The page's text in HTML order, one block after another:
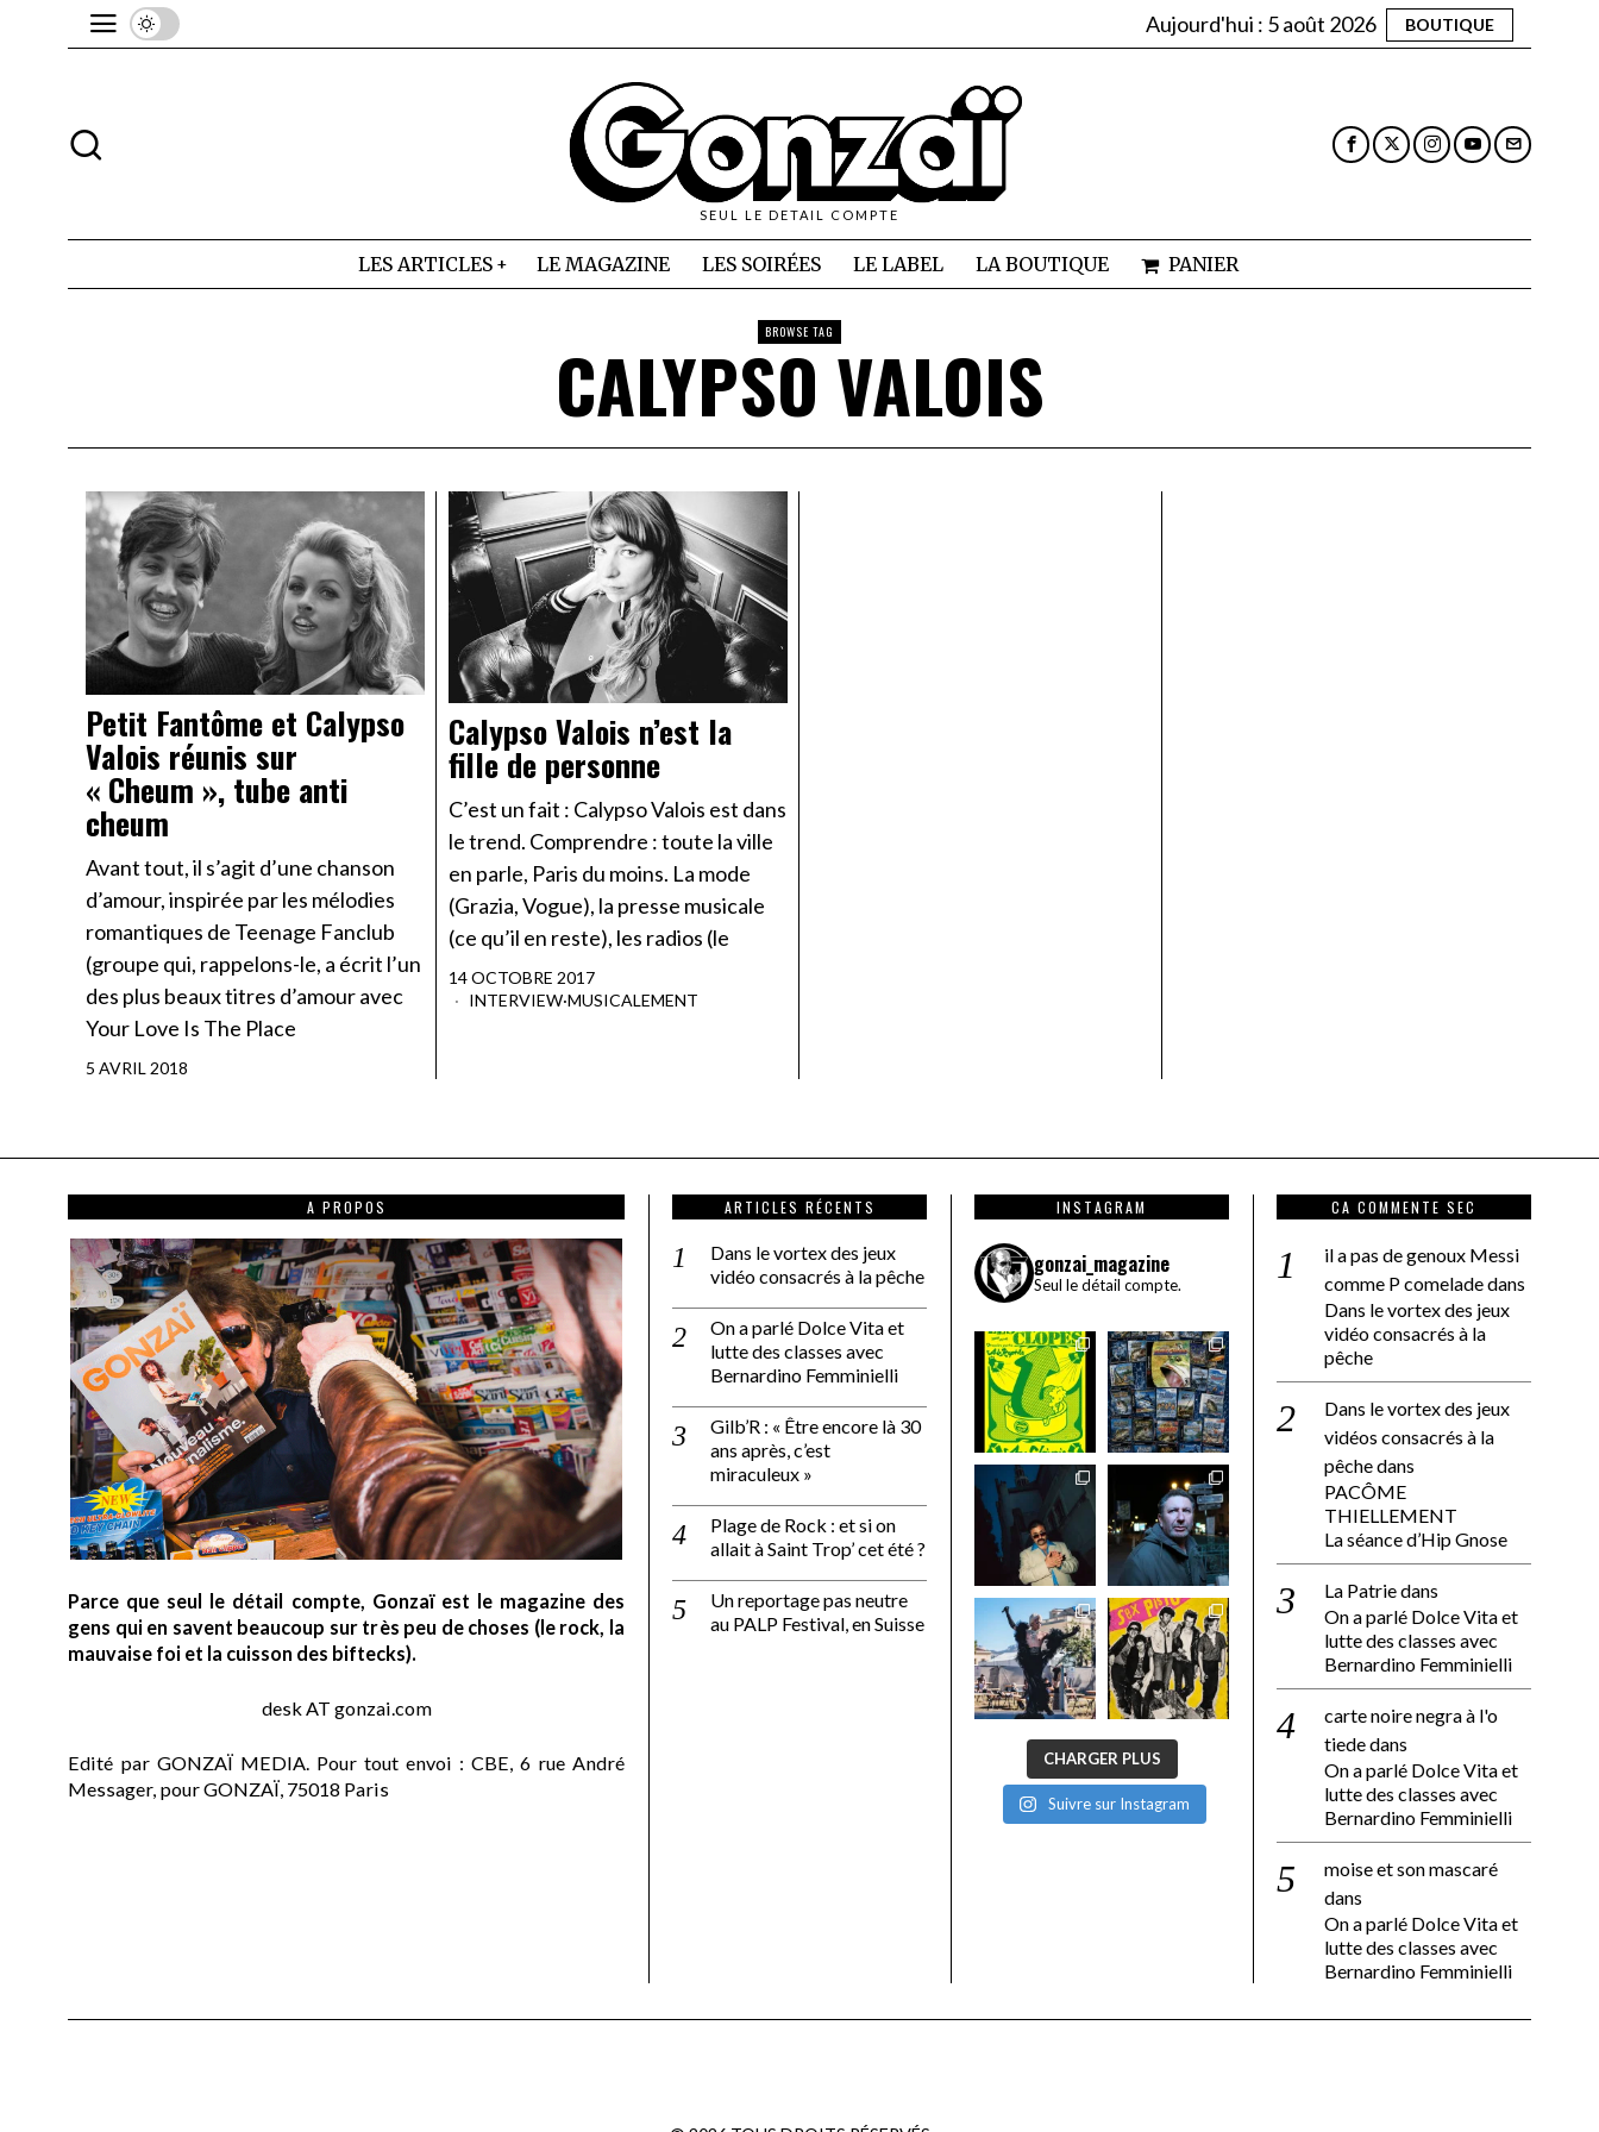
Aujourd'hui : 5 août 2026 BOUTIQUE
SEUL LE DETAIL COMPTE
LES ARTICLES LE MAGAZINE LES SOIRÉES LE LABEL LA BOUTIQUE PANIER
BROWSE TAG
CALYPSO VALOIS
Petit Fantôme et Calypso
Valois réunis sur
« Cheum », tube anti
cheum
Avant tout, il s’agit d’une chanson
d’amour, inspirée par les mélodies
romantiques de Teenage Fanclub
(groupe qui, rappelons-le, a écrit l’un
des plus beaux titres d’amour avec
Your Love Is The Place
5 AVRIL 2018
Calypso Valois n’est la
fille de personne
C’est un fait : Calypso Valois est dans
le trend. Comprendre : toute la ville
en parle, Paris du moins. La mode
(Grazia, Vogue), la presse musicale
(ce qu’il en reste), les radios (le
14 OCTOBRE 2017
INTERVIEW·MUSICALEMENT
A PROPOS
Parce que seul le détail compte, Gonzaï est le magazine des
gens qui en savent beaucoup sur très peu de choses (le rock, la
mauvaise foi et la cuisson des biftecks).
desk AT gonzai.com
Edité par GONZAÏ MEDIA. Pour tout envoi : CBE, 6 rue André
Messager, pour GONZAÏ, 75018 Paris
ARTICLES RÉCENTS
Dans le vortex des jeux
vidéo consacrés à la pêche
On a parlé Dolce Vita et
lutte des classes avec
Bernardino Femminielli
Gilb’R : « Être encore là 30
ans après, c’est
miraculeux »
Plage de Rock : et si on
allait à Saint Trop’ cet été ?
Un reportage pas neutre
au PALP Festival, en Suisse
INSTAGRAM
gonzai_magazine
Seul le détail compte.
CHARGER PLUS
Suivre sur Instagram
CA COMMENTE SEC
il a pas de genoux Messi
comme P comeladedans
Dans le vortex des jeux
vidéo consacrés à la
pêche
Dans le vortex des jeux
vidéos consacrés à la
pêchedans
PACÔME
THIELLEMENT
La séance d’Hip Gnose
La Patriedans
On a parlé Dolce Vita et
lutte des classes avec
Bernardino Femminielli
carte noire negra à l'o
tiededans
On a parlé Dolce Vita et
lutte des classes avec
Bernardino Femminielli
moise et son mascaré
dans
On a parlé Dolce Vita et
lutte des classes avec
Bernardino Femminielli